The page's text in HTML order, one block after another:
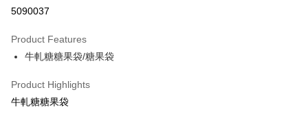
Google Pay
Plus Pay
Shipping Method
5090037
Product Features
牛軋糖糖果袋/糖果袋
Product Highlights
牛軋糖糖果袋